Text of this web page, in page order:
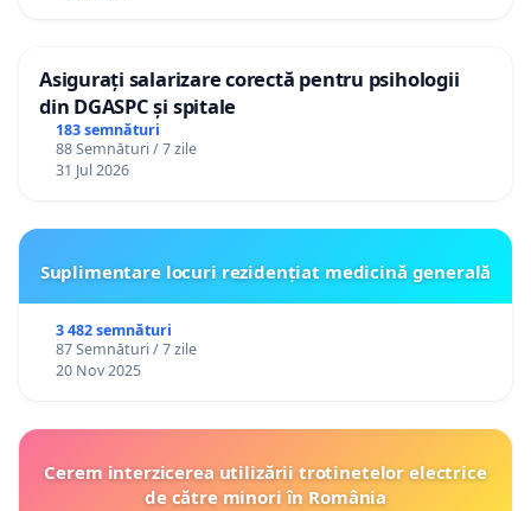
Asigurați salarizare corectă pentru psihologii
din DGASPC și spitale
183 semnături
88 Semnături / 7 zile
31 Jul 2026
Suplimentare locuri rezidențiat medicină generală
3 482 semnături
87 Semnături / 7 zile
20 Nov 2025
Cerem interzicerea utilizării trotinetelor electrice
de către minori în România